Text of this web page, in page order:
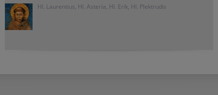
Hl. Laurentius, Hl. Asteria, Hl. Erik, Hl. Plektrudis